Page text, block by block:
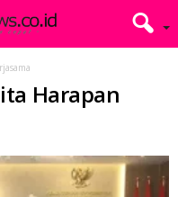
Harapan